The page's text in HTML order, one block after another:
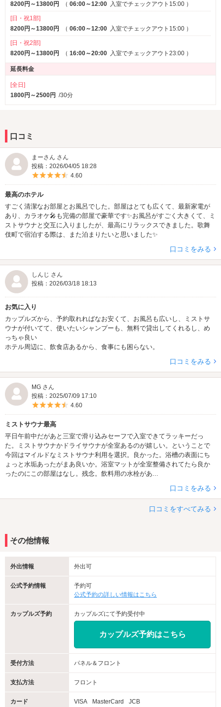
8200円～13800円
（ 06:00～12:00 入室でチェックアウト15:00 ）
[日・祝1部]
8200円～13800円
（ 06:00～12:00 入室でチェックアウト15:00 ）
[日・祝2部]
8200円～13800円
（ 16:00～20:00 入室でチェックアウト23:00 ）
延長料金
[全日]
1800円～2500円 /30分
口コミ
まーさん さん
投稿：2026/04/05 18:28
5つ星のうち4.5
4.60
最高のホテル
すごく清潔なお部屋とお風呂でした。部屋はとても広くて、最新家電が
あり、カラオケ🎤も完備の部屋で豪華です✨お風呂がすごく大きくて、ミ
ストサウナと交互に入りましたが、最高にリラックスできました。歌舞
伎町で宿泊する際は、また泊まりたいと思いました✨
口コミをみる
しんじ さん
投稿：2026/03/18 18:13
お気に入り
カップルズから、予約取れればなお安くて、お風呂も広いし、ミストサ
ウナが付いてて、使いたいシャンプーも、無料で貸出してくれるし、め
っちゃ良い
ホテル周辺に、飲食店あるから、食事にも困らない。
口コミをみる
MG さん
投稿：2025/07/09 17:10
5つ星のうち4.5
4.60
ミストサウナ最高
平日午前中だがあと三室で滑り込みセーフで入室できてラッキーだっ
た。ミストサウナかドライサウナが全室あるのが嬉しい。ということで
今回はマイルドなミストサウナ利用を選択。良かった。浴槽の表面にち
ょっと水垢あったがまあ良いか。浴室マットが全室整備されてたら良か
ったのにこの部屋はなし。残念。飲料用の水栓があ...
口コミをみる
口コミをすべてみる
その他情報
外出情報 外出可
公式予約情報
予約可
公式予約の詳しい情報はこちら
カップルズ予約 カップルズにて予約受付中
カップルズ予約はこちら
受付方法 パネル＆フロント
支払方法 フロント
カード VISA MasterCard JCB